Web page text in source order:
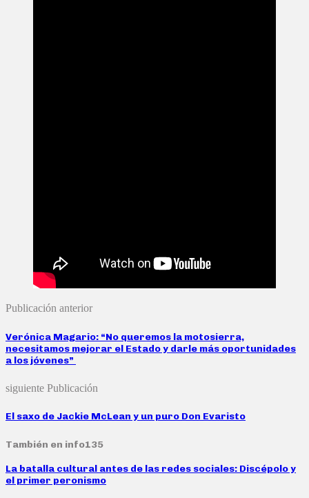
Publicación anterior
Verónica Magario: “No queremos la motosierra,
necesitamos mejorar el Estado y darle más oportunidades
a los jóvenes”
siguiente Publicación
El saxo de Jackie McLean y un puro Don Evaristo
También en info135
La batalla cultural antes de las redes sociales: Discépolo y
el primer peronismo